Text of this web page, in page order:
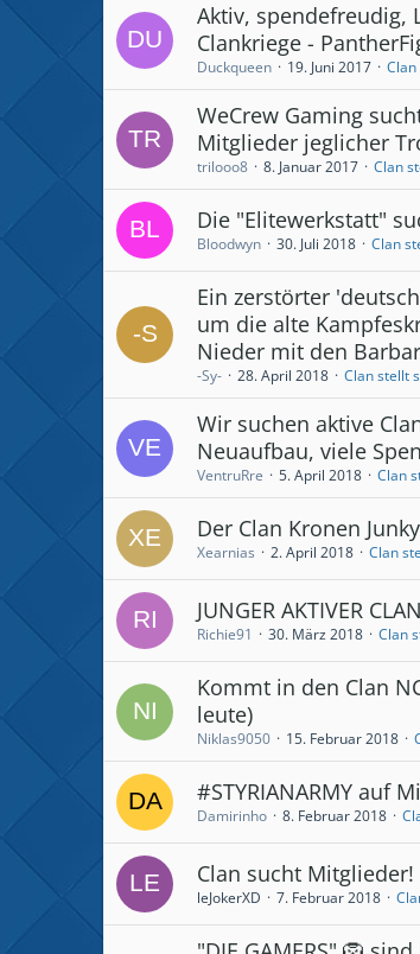
Aktiv, spendefreudig,
Clankriege -
Duckqueen 19. Juni 2017
WeCrew Gaming
Mitglieder jeglicher
trilooo8 8. Januar 2017 Clan
Die "Elitewerkstatt"
Bloodwyn 30. Juli 2018 Clan
Ein zerstörter
um die alte
Nieder mit den
-Sy- 28. April 2018 Clan stellt
Wir suchen aktive
Neuaufbau, viele
VentruRre 5. April 2018 Clan
Der Clan Kronen
Xearnias 2. April 2018 Clan
JUNGER AKTIVER
Richie91 30. März 2018 Clan
Kommt in den Clan
leute)
Niklas9050 15. Februar 2018
#STYRIANARMY auf
Damirinho 8. Februar 2018
Clan sucht Mitglieder!
leJokerXD 7. Februar 2018